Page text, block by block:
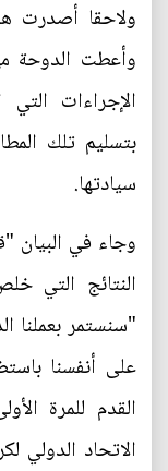
وأعطت الدوحة
الإجراءات
بتسليم تلك
سيادتها.
وجاء في البيان
النتائج التي
"سنستمر بعملنا
على أنفسنا
القدم للمرة
الاتحاد الدولي